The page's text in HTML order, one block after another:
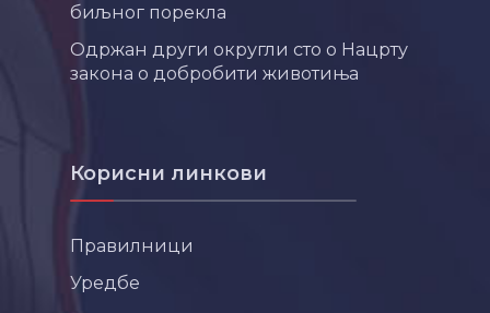
биљног порекла
Одржан други округли сто о Нацрту
закона о добробити животиња
Корисни линкови
Правилници
Уредбе